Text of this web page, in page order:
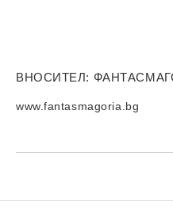
ВНОСИТЕЛ:
www.fantasmagoria.bg